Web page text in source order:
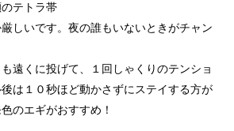
テトラ帯
しいです。夜の誰もいないときがチャン
遠くに投げて、１回しゃくりのテンショ
は１０秒ほど動かさずにステイする方が
のエギがおすすめ！